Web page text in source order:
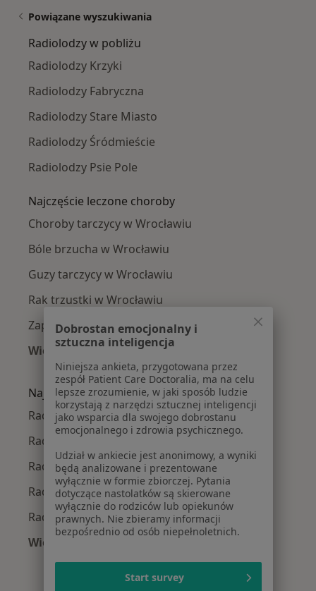
Powiązane wyszukiwania
Radiolodzy w pobliżu
Radiolodzy Krzyki
Radiolodzy Fabryczna
Radiolodzy Stare Miasto
Radiolodzy Śródmieście
Radiolodzy Psie Pole
Najczęście leczone choroby
Choroby tarczycy w Wrocławiu
Bóle brzucha w Wrocławiu
Guzy tarczycy w Wrocławiu
Rak trzustki w Wrocławiu
Zapalenie trzustki w Wrocławiu
Więcej (15)
Więcej w kategorii: Najczęście leczone
Najpopularniejsze ubezpieczenia
Radiolodzy z Allianz w Wrocławiu
Radiolodzy z Medicover w Wrocławiu
Radiolodzy z POLMED w Wrocławiu
Radiolodzy z INTER Polska w Wrocławiu
Radiolodzy z Compensa w Wrocławiu
Więcej (2)
Więcej w kategorii: Najpopularniejsze
Dobrostan emocjonalny i
sztuczna inteligencja
Niniejsza ankieta, przygotowana przez
zespół Patient Care Doctoralia, ma na celu
lepsze zrozumienie, w jaki sposób ludzie
korzystają z narzędzi sztucznej inteligencji
jako wsparcia dla swojego dobrostanu
emocjonalnego i zdrowia psychicznego.
Udział w ankiecie jest anonimowy, a wyniki
będą analizowane i prezentowane
wyłącznie w formie zbiorczej. Pytania
dotyczące nastolatków są skierowane
wyłącznie do rodziców lub opiekunów
prawnych. Nie zbieramy informacji
bezpośrednio od osób niepełnoletnich.
Start survey